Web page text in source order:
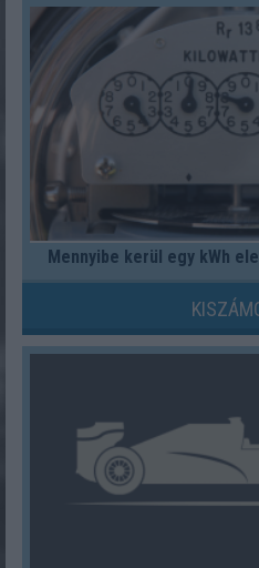
Mennyibe kerül egy kWh